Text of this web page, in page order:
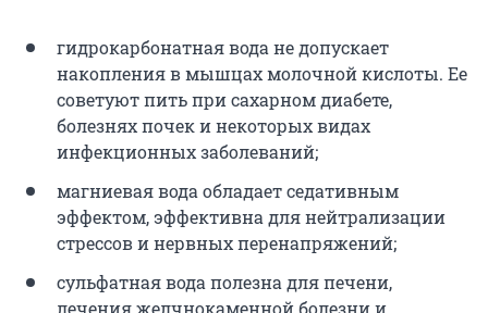
гидрокарбонатная вода не допускает
накопления в мышцах молочной кислоты. Ее
советуют пить при сахарном диабете,
болезнях почек и некоторых видах
инфекционных заболеваний;
магниевая вода обладает седативным
эффектом, эффективна для нейтрализации
стрессов и нервных перенапряжений;
сульфатная вода полезна для печени,
лечения желчнокаменной болезни и